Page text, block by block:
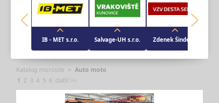
IB - MET s.r.o. Salvage-UH s.r.o. Zdenek Šindelář
Katalog microsite
Auto moto
1 2 3 4 5 6 další >>